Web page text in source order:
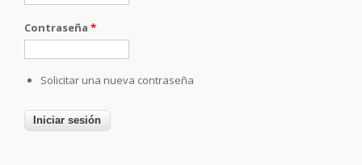
Contraseña *
Solicitar una nueva contraseña